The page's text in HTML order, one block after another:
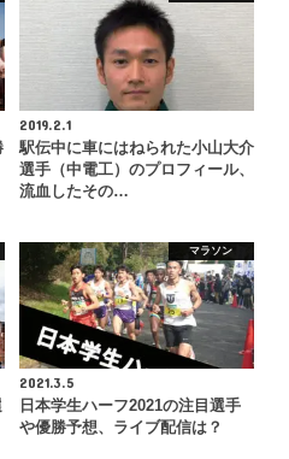
2019.2.1
駅伝中に車にはねられた小山大介
選手（中電工）のプロフィール、
流血したその…
マラソン
2021.3.5
日本学生ハーフ2021の注目選手
や優勝予想、ライブ配信は？